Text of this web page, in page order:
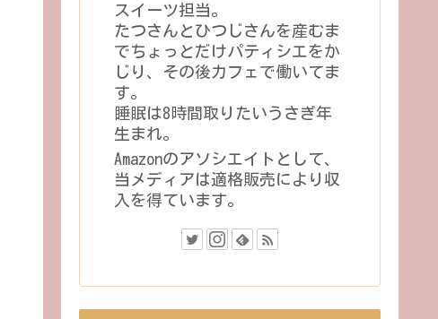
スイーツ担当。
たつさんとひつじさんを産むま
でちょっとだけパティシエをか
じり、その後カフェで働いてま
す。
睡眠は8時間取りたいうさぎ年
生まれ。
Amazonのアソシエイトとして、
当メディアは適格販売により収
入を得ています。